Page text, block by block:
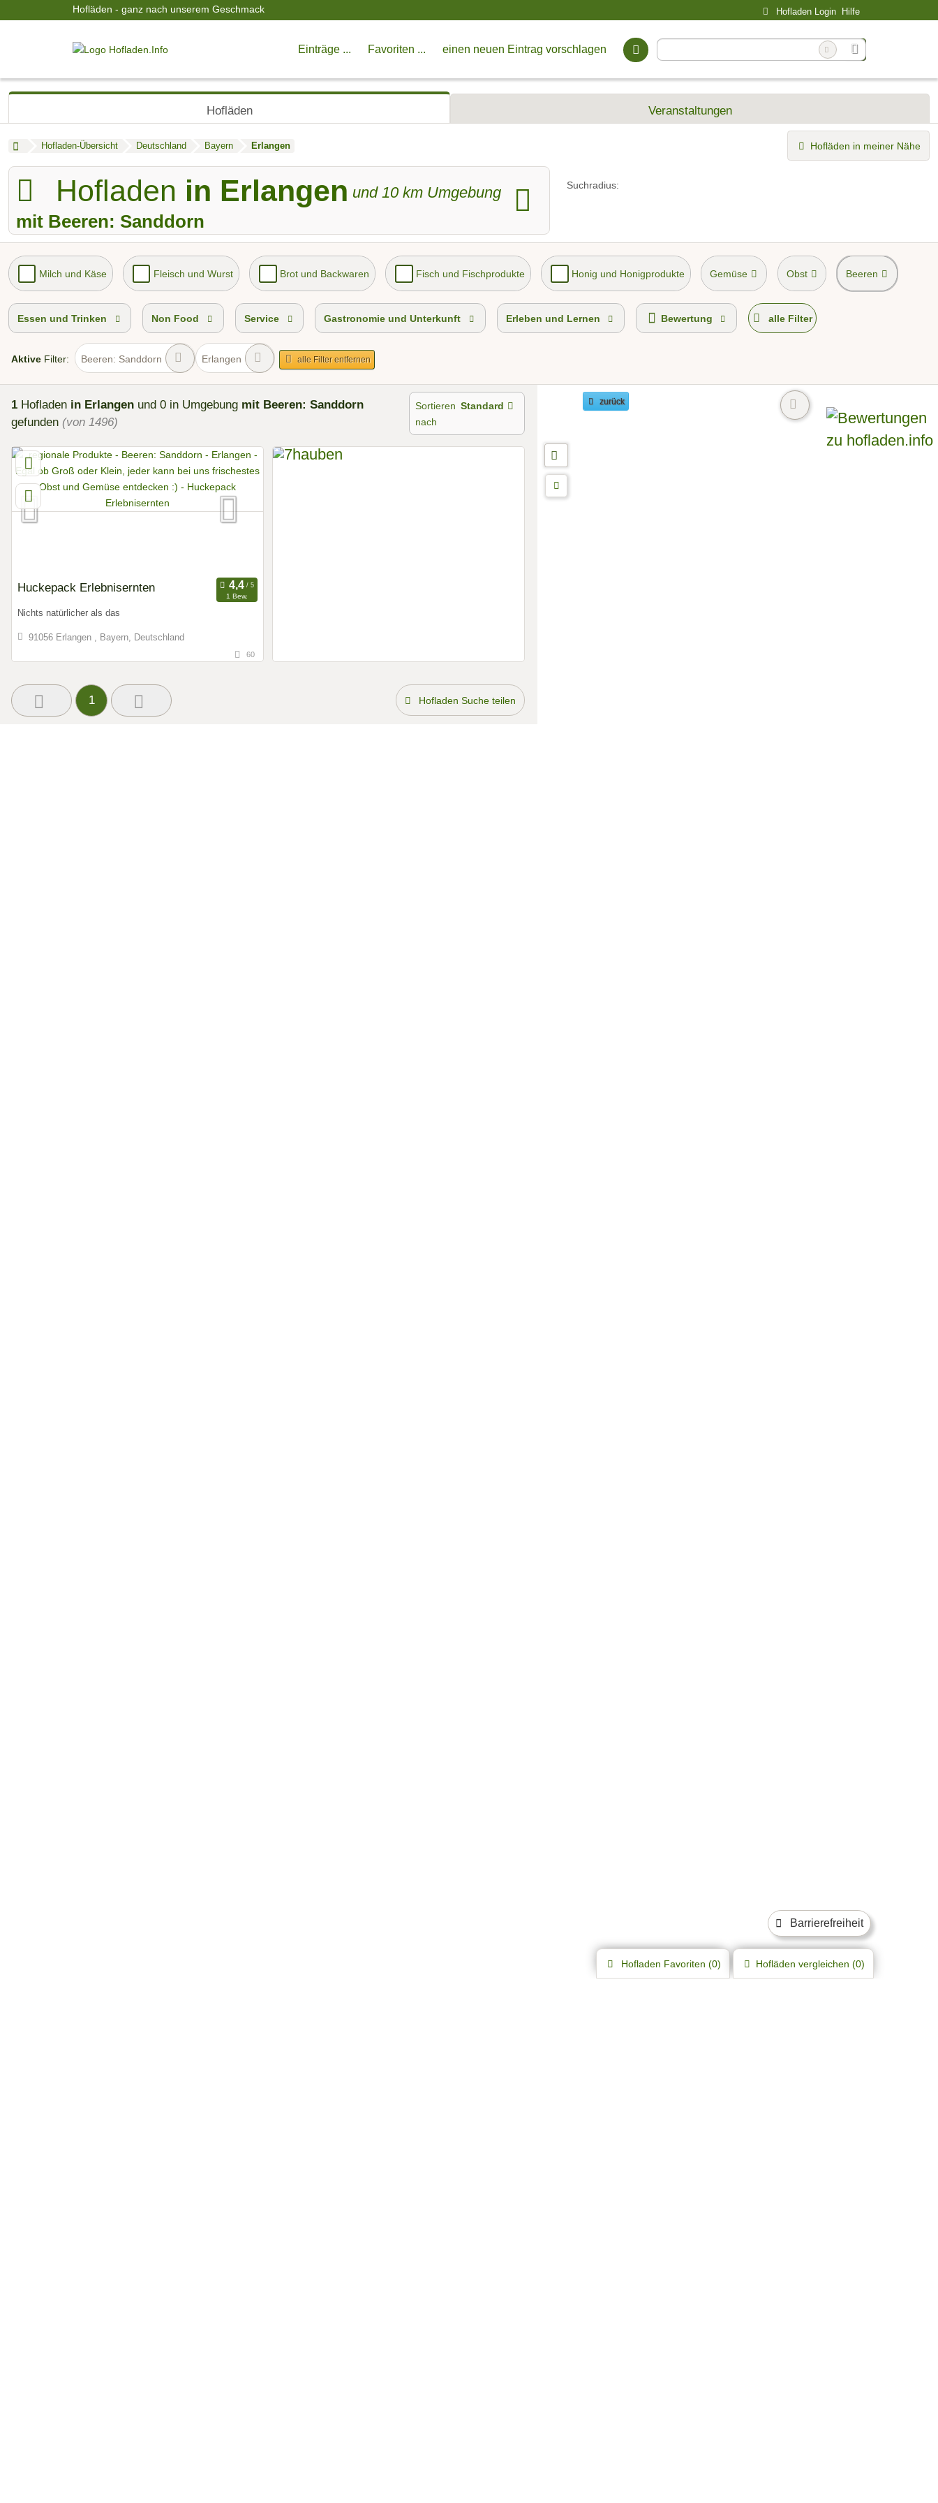
Hofläden - ganz nach unserem Geschmack
Barrierefreiheit
Hofladen Login Hilfe
Einträge ... Favoriten ... einen neuen Eintrag vorschlagen
Hofläden Veranstaltungen
Hofladen-Übersicht Deutschland Bayern Erlangen Hofläden in meiner Nähe
Hofladen in Erlangen und10 km Umgebung
mit Beeren: Sanddorn
Suchradius:
Milch und Käse Fleisch und Wurst Brot und Backwaren Fisch und Fischprodukte Honig und Honigprodukte Gemüse Obst Beeren
Essen und Trinken Non Food Service Gastronomie und Unterkunft Erleben und Lernen Bewertung alle Filter
Aktive Filter: Beeren: Sanddorn Erlangen alle Filter entfernen
1 Hofladen in Erlangen und 0 in Umgebung mit Beeren: Sanddorn
gefunden (von 1496)
Sortieren
nach
Standard
Huckepack Erlebnisernten
1 Bew.
Nichts natürlicher als das
91056 Erlangen , Bayern, Deutschland
60
1 Hofladen Suche teilen
Hofladen Favoriten (0) Hofläden vergleichen (0)
zurück